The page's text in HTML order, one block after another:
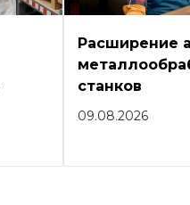
Расширение
станков
09.08.2026